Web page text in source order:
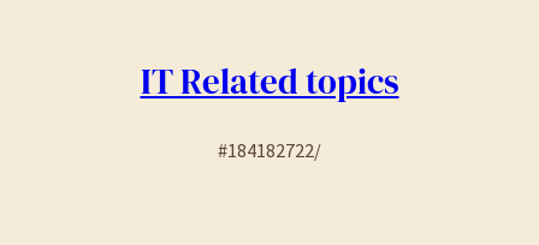
IT Related topics
#184182722/